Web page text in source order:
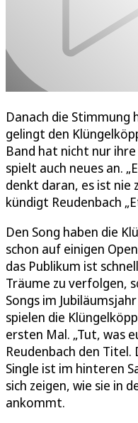
Danach die Stimmung
gelingt den
Band hat nicht nur
spielt auch neues an.
denkt daran, es ist nie
kündigt Reudenbach
Den Song haben die
schon auf einigen
das Publikum ist
Träume zu verfolgen,
Songs im
spielen die
ersten Mal. „Tut, was
Reudenbach den
Single ist im hinteren
sich zeigen, wie sie in
ankommt.